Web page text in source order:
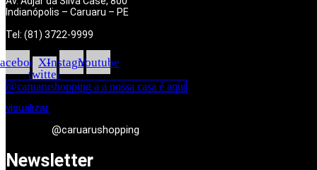
Indianópolis – Caruaru – PE
Tel: (81) 3722-9999
X-
twitter
InstagramYoutube
@caruarushopping a a nossa casa é aqui
visualizar
@caruarushopping
Newsletter